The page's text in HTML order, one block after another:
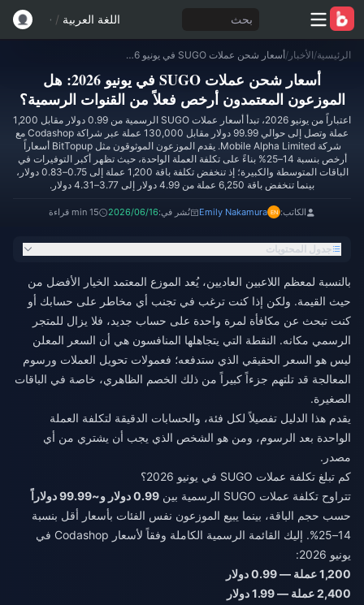
بحث اللغة العربية /
الرئيسية/الأخبار / أسعار شحن عملات SUGO في يونيو 2026: هل الموزعون المعتمدون أرخص فعلاً من القنوات الرسمية؟
أسعار شحن عملات SUGO في يونيو 2026: هل
الموزعون المعتمدون أرخص فعلاً من القنوات الرسمية؟
اعتباراً من يونيو 2026، تبدأ أسعار عملات SUGO الرسمية من 0.99 دولار مقابل 1,200
عملة وتصل إلى حوالي 99.99 دولار مقابل 130,000 عملة عبر شراكة Codashop مع
شركة Mobile Alpha Limited. يقدم الموزعون الموثوقون مثل BitTopup أسعاراً
أرخص بنسبة 14–25% بناءً على تكلفة العملة الواحدة، حيث تظهر أكبر التوفيرات في
الباقات المتوسطة والكبيرة؛ إذ تنخفض تكلفة باقة 1,200 عملة إلى 0.75–0.83 دولار،
بينما تنخفض باقة 6,250 عملة من 4.99 دولار إلى 3.77–4.31 دولار.
الكاتب: Emily Nakamura نُشر في:2026/06/16 15 min قراءة
جدول المحتويات
بالنسبة لمعظم اللاعبين العاديين، يُعد الموزع المعتمد الخيار الأفضل من
حيث القيمة. ولكن إذا كنت ترغب في تجنب أي مخاطر على حسابك أو
كنت تبحث عن مكافأة لمرة واحدة على حساب جديد، فلا يزال للمتجر
الرسمي مكانه. النقطة التي يتجاهلها المنافسون هي أن السعر المعلن
ليس هو السعر الحقيقي الذي ستدفعه؛ فعمولات تحويل العملات ورسوم
المعالجة قد تلتهم جزءاً كبيراً من ذلك الخصم الظاهري، خاصة في الباقات
الصغيرة.
يقدم هذا الدليل تفصيلاً لكل فئة، والحسابات الدقيقة لتكلفة العملة
الواحدة بعد الرسوم، ومن هو الشخص الذي يجب أن يشتري من أي
مصدر.
كم تبلغ تكلفة عملات SUGO في يونيو 2026؟
تتراوح تكلفة عملات SUGO الرسمية بين
0.99 دولار و~99.99 دولاراً
حسب حجم الباقة، بينما يبيع الموزعون نفس الفئات بأسعار أقل بنسبة
14–25%. إليك القائمة الرسمية الكاملة وفقاً لأسعار Codashop في
يونيو 2026:
1,200 عملة — 0.99 دولار
2,400 عملة — 1.99 دولار